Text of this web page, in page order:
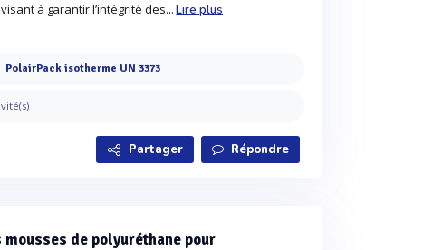
à garantir l’intégrité des...Lire plus
PolairPack isotherme UN 3373
Partager Répondre
de polyuréthane pour